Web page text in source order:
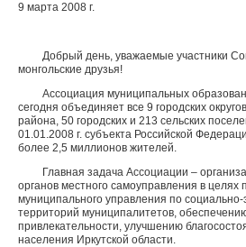
9 марта 2008 г. г.
Добрый день, уважаемые участники
монгольские друзья!
Ассоциация муниципальных
сегодня объединяет все 9 городских
района, 50 городских и 213 сельских
01.01.2008 г. субъекта Российской
более 2,5 миллионов жителей.
Главная задача Ассоциации –
органов местного самоуправления в
муниципального управления по
территорий муниципалитетов,
привлекательности, улучшению
населения Иркутской области.